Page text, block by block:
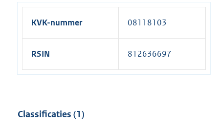
KVK-nummer 08118103
RSIN 812636697
Classificaties (1)